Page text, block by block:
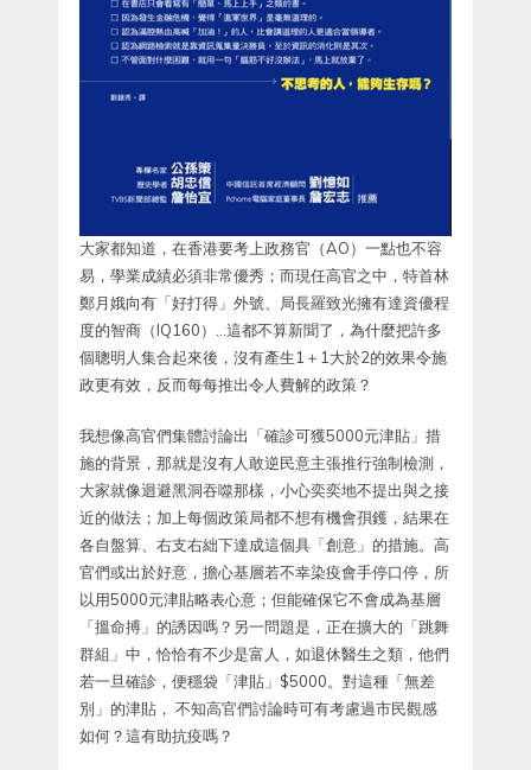
大家都知道，在香港要考上政務官（AO）一點也不容
易，學業成績必須非常優秀；而現任高官之中，特首林
鄭月娥向有「好打得」外號、局長羅致光擁有達資優程
度的智商（IQ160）…這都不算新聞了，為什麼把許多
個聰明人集合起來後，沒有產生1＋1大於2的效果令施
政更有效，反而每每推出令人費解的政策？
我想像高官們集體討論出「確診可獲5000元津貼」措
施的背景，那就是沒有人敢逆民意主張推行強制檢測，
大家就像迴避黑洞吞噬那樣，小心奕奕地不提出與之接
近的做法；加上每個政策局都不想有機會孭鑊，結果在
各自盤算、右支右絀下達成這個具「創意」的措施。高
官們或出於好意，擔心基層若不幸染疫會手停口停，所
以用5000元津貼略表心意；但能確保它不會成為基層
「搵命搏」的誘因嗎？另一問題是，正在擴大的「跳舞
群組」中，恰恰有不少是富人，如退休醫生之類，他們
若一旦確診，便穩袋「津貼」$5000。對這種「無差
別」的津貼， 不知高官們討論時可有考慮過市民觀感
如何？這有助抗疫嗎？